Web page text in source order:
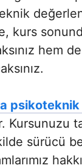
kurs
hem
Kursunuzu
sürücü